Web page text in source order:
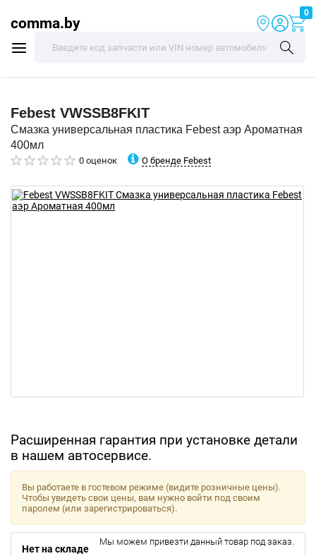
comma.by
0
Febest VWSSB8FKIT
Смазка универсальная пластика Febest аэр Ароматная
400мл
0 оценок О бренде Febest
Расширенная гарантия при установке детали
в нашем автосервисе.
Вы работаете в гостевом режиме (видите розничные цены).
Чтобы увидеть свои цены, вам нужно войти под своим
паролем (или зарегистрироваться).
Нет на складе
Мы можем привезти данный товар под заказ.